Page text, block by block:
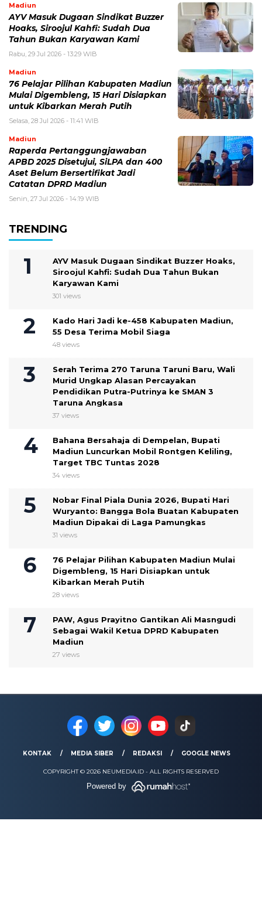
Madiun
AYV Masuk Dugaan Sindikat Buzzer
Hoaks, Siroojul Kahfi: Sudah Dua
Tahun Bukan Karyawan Kami
Rabu, 29 Jul 2026 - 13:29 WIB
Madiun
76 Pelajar Pilihan Kabupaten Madiun
Mulai Digembleng, 15 Hari Disiapkan
untuk Kibarkan Merah Putih
Selasa, 28 Jul 2026 - 11:41 WIB
Madiun
Raperda Pertanggungjawaban
APBD 2025 Disetujui, SiLPA dan 400
Aset Belum Bersertifikat Jadi
Catatan DPRD Madiun
Senin, 27 Jul 2026 - 14:19 WIB
TRENDING
AYV Masuk Dugaan Sindikat Buzzer Hoaks,
Siroojul Kahfi: Sudah Dua Tahun Bukan
Karyawan Kami
301 views
Kado Hari Jadi ke-458 Kabupaten Madiun,
55 Desa Terima Mobil Siaga
48 views
Serah Terima 270 Taruna Taruni Baru, Wali
Murid Ungkap Alasan Percayakan
Pendidikan Putra-Putrinya ke SMAN 3
Taruna Angkasa
37 views
Bahana Bersahaja di Dempelan, Bupati
Madiun Luncurkan Mobil Rontgen Keliling,
Target TBC Tuntas 2028
34 views
Nobar Final Piala Dunia 2026, Bupati Hari
Wuryanto: Bangga Bola Buatan Kabupaten
Madiun Dipakai di Laga Pamungkas
31 views
76 Pelajar Pilihan Kabupaten Madiun Mulai
Digembleng, 15 Hari Disiapkan untuk
Kibarkan Merah Putih
28 views
PAW, Agus Prayitno Gantikan Ali Masngudi
Sebagai Wakil Ketua DPRD Kabupaten
Madiun
27 views
KONTAK MEDIA SIBER REDAKSI GOOGLE NEWS
COPYRIGHT © 2026 NEUMEDIA.ID - ALL RIGHTS RESERVED
Powered by